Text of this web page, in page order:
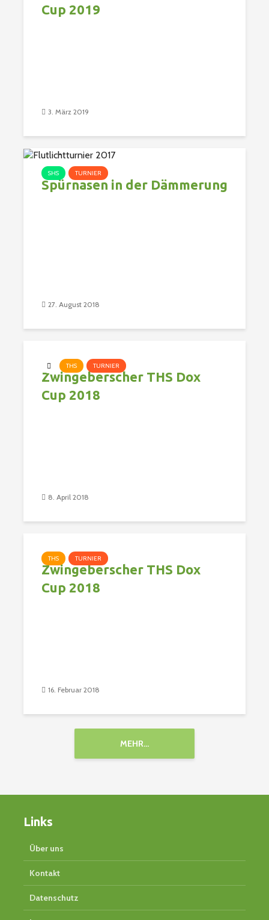
Cup 2019
3. März 2019
SHS TURNIER
Spürnasen in der Dämmerung
27. August 2018
THS TURNIER
Zwingeberscher THS Dox
Cup 2018
8. April 2018
THS TURNIER
Zwingeberscher THS Dox
Cup 2018
16. Februar 2018
MEHR...
Links
Über uns
Kontakt
Datenschutz